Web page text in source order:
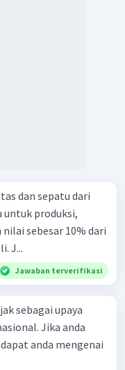
dan sepatu dari
untuk produksi,
sebesar 10% dari
J...
Jawaban terverifikasi
sebagai upaya
Jika anda
anda mengenai